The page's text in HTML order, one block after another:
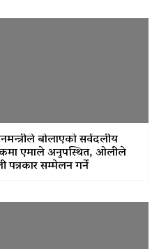
बोलाएको सर्वदलीय
एमाले अनुपस्थित, ओलीले
पत्रकार सम्मेलन गर्ने